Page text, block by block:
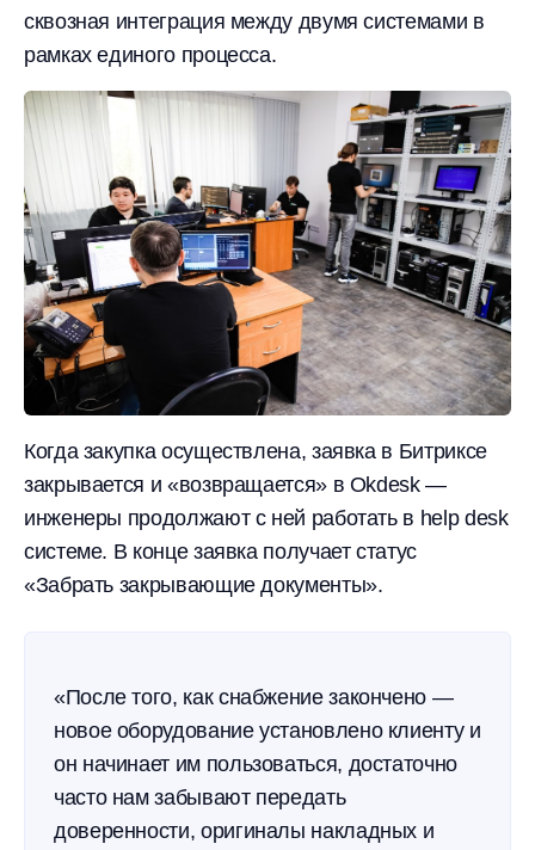
сквозная интеграция между двумя системами в
рамках единого процесса.
Когда закупка осуществлена, заявка в Битриксе
закрывается и «возвращается» в Okdesk —
инженеры продолжают с ней работать в help desk
системе. В конце заявка получает статус
«Забрать закрывающие документы».
«После того, как снабжение закончено —
новое оборудование установлено клиенту и
он начинает им пользоваться, достаточно
часто нам забывают передать
доверенности, оригиналы накладных и